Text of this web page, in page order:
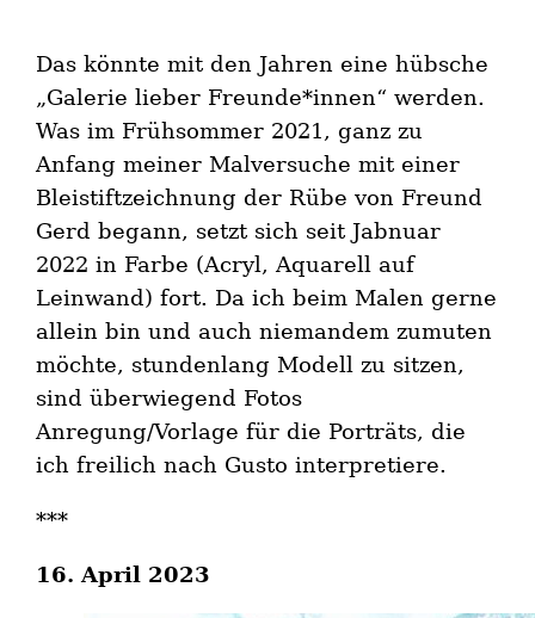
Das könnte mit den Jahren eine hübsche
„Galerie lieber Freunde*innen“ werden.
Was im Frühsommer 2021, ganz zu
Anfang meiner Malversuche mit einer
Bleistiftzeichnung der Rübe von Freund
Gerd begann, setzt sich seit Jabnuar
2022 in Farbe (Acryl, Aquarell auf
Leinwand) fort. Da ich beim Malen gerne
allein bin und auch niemandem zumuten
möchte, stundenlang Modell zu sitzen,
sind überwiegend Fotos
Anregung/Vorlage für die Porträts, die
ich freilich nach Gusto interpretiere.
***
16. April 2023